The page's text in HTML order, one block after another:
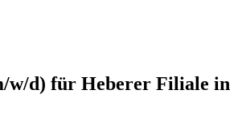
w/d) für Heberer Filiale in